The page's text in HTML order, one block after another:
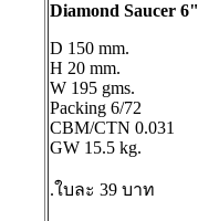
Diamond Saucer 6"
D 150 mm.
H 20 mm.
W 195 gms.
Packing 6/72
CBM/CTN 0.031
GW 15.5 kg.
.ใบละ 39 บาท